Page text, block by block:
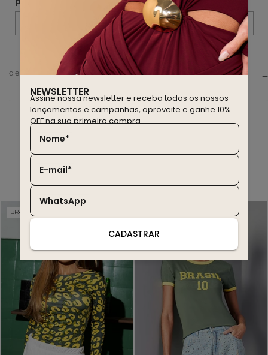
descrição do produto
você também deve gostar
BRASIL EDITION
NEWSLETTER
Assine nossa newsletter e receba todos os nossos
lançamentos e campanhas, aproveite e ganhe 10%
OFF na sua primeira compra.
Nome*
E-mail*
WhatsApp
CADASTRAR